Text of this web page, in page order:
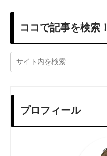
ココで記事を検索！
プロフィール